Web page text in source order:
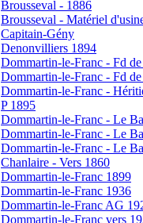
Brousseval - 1886
Brousseval - Matériel
Capitain-Gény
Denonvilliers 1894
Dommartin-le-Franc - Fd
Dommartin-le-Franc - Fd
Dommartin-le-Franc -
P 1895
Dommartin-le-Franc - Le
Dommartin-le-Franc - Le
Dommartin-le-Franc - Le
Chanlaire - Vers 1860
Dommartin-le-Franc 1899
Dommartin-le-Franc 1936
Dommartin-le-Franc AG
Dommartin-le-Franc vers